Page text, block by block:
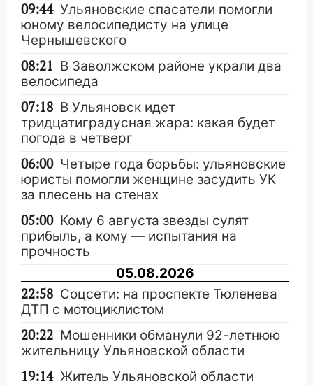
09:44 Ульяновские спасатели помогли
юному велосипедисту на улице
Чернышевского
08:21 В Заволжском районе украли два
велосипеда
07:18 В Ульяновск идет
тридцатиградусная жара: какая будет
погода в четверг
06:00 Четыре года борьбы: ульяновские
юристы помогли женщине засудить УК
за плесень на стенах
05:00 Кому 6 августа звезды сулят
прибыль, а кому — испытания на
прочность
05.08.2026
22:58 Соцсети: на проспекте Тюленева
ДТП с мотоциклистом
20:22 Мошенники обманули 92-летнюю
жительницу Ульяновской области
19:14 Житель Ульяновской области